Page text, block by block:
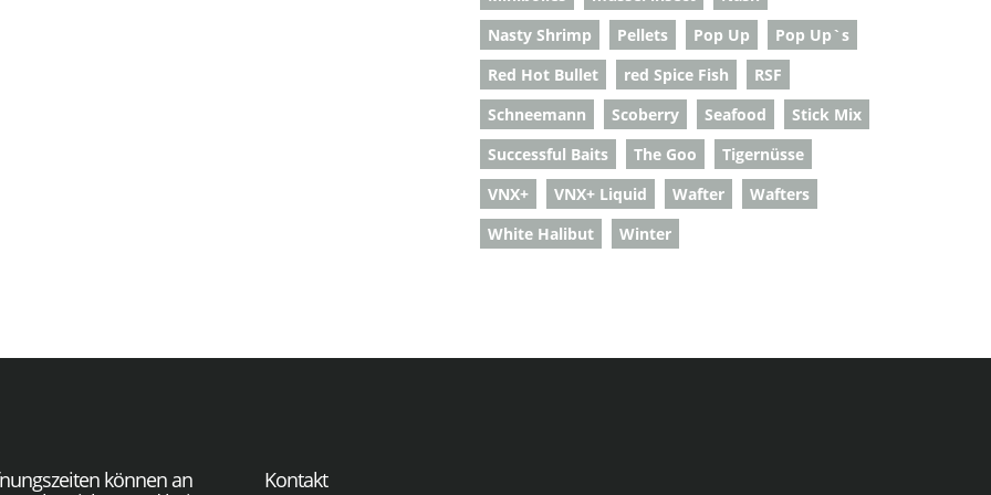
Nasty Shrimp
Pellets Pop Up
Pop Up`s
Red Hot Bullet
red Spice Fish
RSF
Schneemann
Scoberry Seafood
Stick Mix
Successful Baits
The Goo
Tigernüsse
VNX+
VNX+ Liquid Wafter
Wafters
White Halibut
Winter
können an
Kontakt